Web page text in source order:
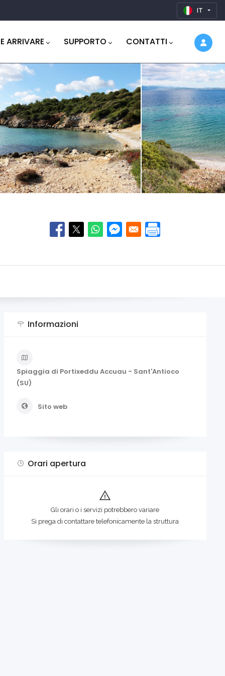
IT
ARRIVARE SUPPORTO CONTATTI
Informazioni
Spiaggia di Portixeddu Accuau - Sant'Antioco
(SU)
Sito web
Orari apertura
Gli orari o i servizi potrebbero variare
Si prega di contattare telefonicamente la struttura